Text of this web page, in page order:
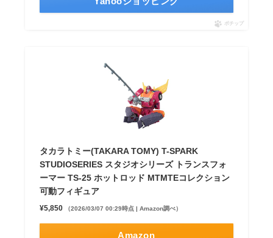
ポチップ
タカラトミー(TAKARA TOMY) T-SPARK
STUDIOSERIES スタジオシリーズ トランスフォ
ーマー TS-25 ホットロッド MTMTEコレクション
可動フィギュア
¥5,850 （2026/03/07 00:29時点 | Amazon調べ）
Amazon